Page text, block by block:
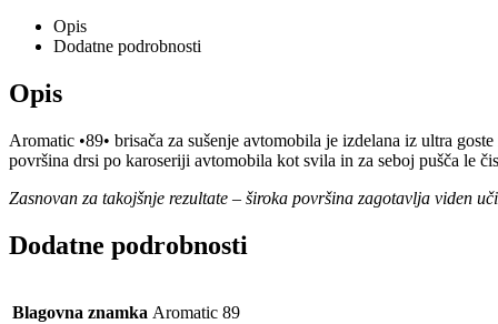
Opis
Dodatne podrobnosti
Opis
Aromatic •89• brisača za sušenje avtomobila je izdelana iz ultra
površina drsi po karoseriji avtomobila kot svila in za seboj pušča le
Zasnovan za takojšnje rezultate – široka površina zagotavlja viden
Dodatne podrobnosti
Blagovna znamka Aromatic 89